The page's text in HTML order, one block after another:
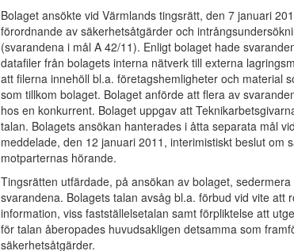
Bolaget ansökte vid Värmlands tingsrätt, den 7 januari
förordnande av säkerhetsåtgärder och
(svarandena i mål A 42/11). Enligt bolaget hade
datafiler från bolagets interna nätverk till externa
att filerna innehöll bl.a. företagshemligheter och material
som tillkom bolaget. Bolaget anförde att flera av
hos en konkurrent. Bolaget uppgav att
talan. Bolagets ansökan hanterades i åtta separata mål
meddelade, den 12 januari 2011, interimistiskt beslut om
motparternas hörande.
Tingsrätten utfärdade, på ansökan av bolaget,
svarandena. Bolagets talan avsåg bl.a. förbud vid vite att
information, viss fastställelsetalan samt förpliktelse att
för talan åberopades huvudsakligen detsamma som
säkerhetsåtgärder.